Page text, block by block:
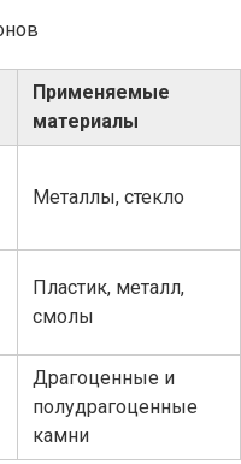
Применяемые
материалы
Металлы, стекло
Пластик, металл,
смолы
Драгоценные и
полудрагоценные
камни